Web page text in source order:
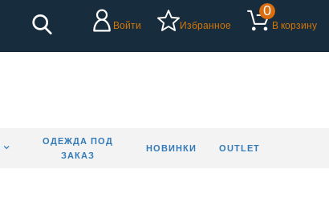
Войти Избранное
0
В корзину
ОДЕЖДА ПОД
ЗАКАЗ
НОВИНКИ OUTLET